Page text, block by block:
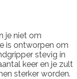
je niet om
is ontworpen om
stevig in
keer en je zult
sterker worden.